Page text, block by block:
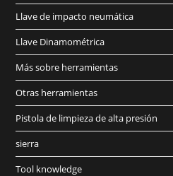
Llave de impacto neumática
Llave Dinamométrica
Más sobre herramientas
Otras herramientas
Pistola de limpieza de alta presión
sierra
Tool knowledge